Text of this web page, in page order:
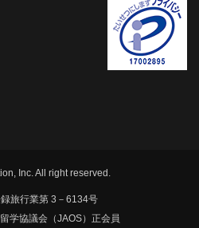
Inc. All right reserved.
旅行業第 3－6134号
学協議会（JAOS）正会員